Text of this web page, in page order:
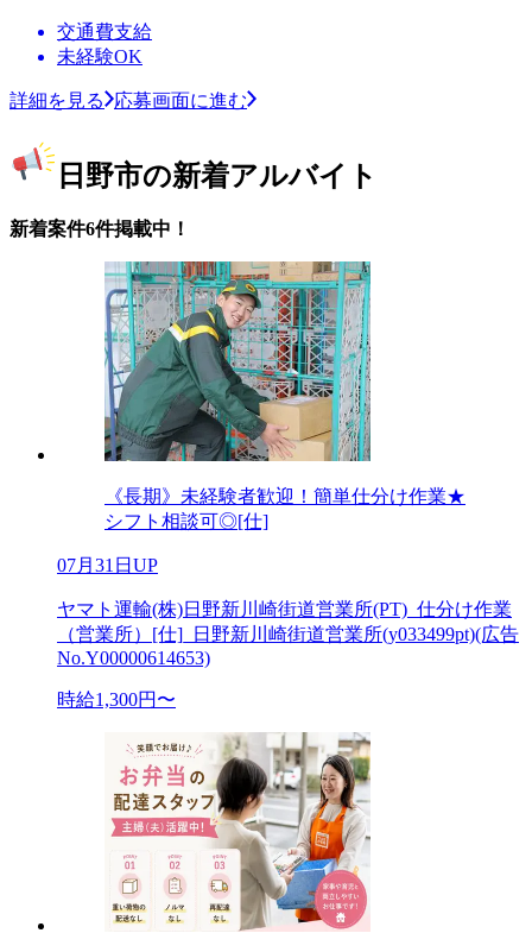
交通費支給
未経験OK
詳細を見る 応募画面に進む
日野市の新着アルバイト
新着案件6件掲載中！
《長期》未経験者歓迎！簡単仕分け作業★
シフト相談可◎[仕]
07月31日UP
ヤマト運輸(株)日野新川崎街道営業所(PT)_仕分け作業
（営業所）[仕]_日野新川崎街道営業所(y033499pt)(広告
No.Y00000614653)
時給1,300円〜